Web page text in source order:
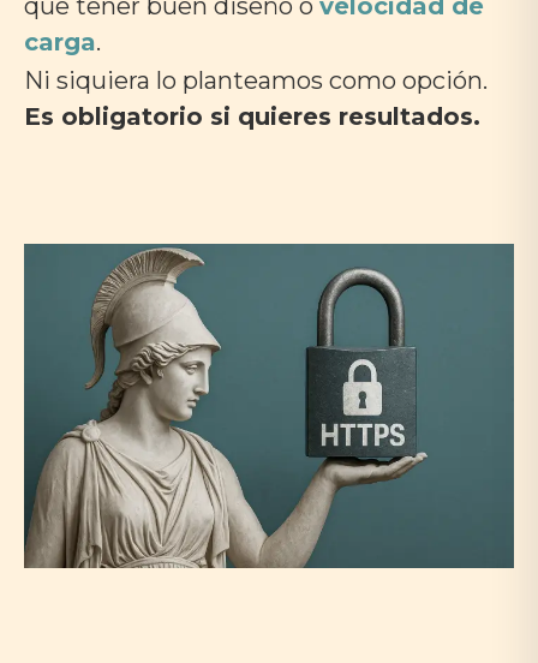
que tener buen diseño o velocidad de
carga.
Ni siquiera lo planteamos como opción.
Es obligatorio si quieres resultados.